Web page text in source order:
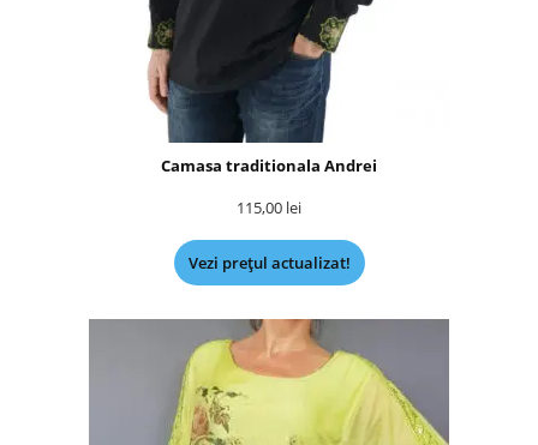
Camasa traditionala Andrei
115,00 lei
Vezi prețul actualizat!